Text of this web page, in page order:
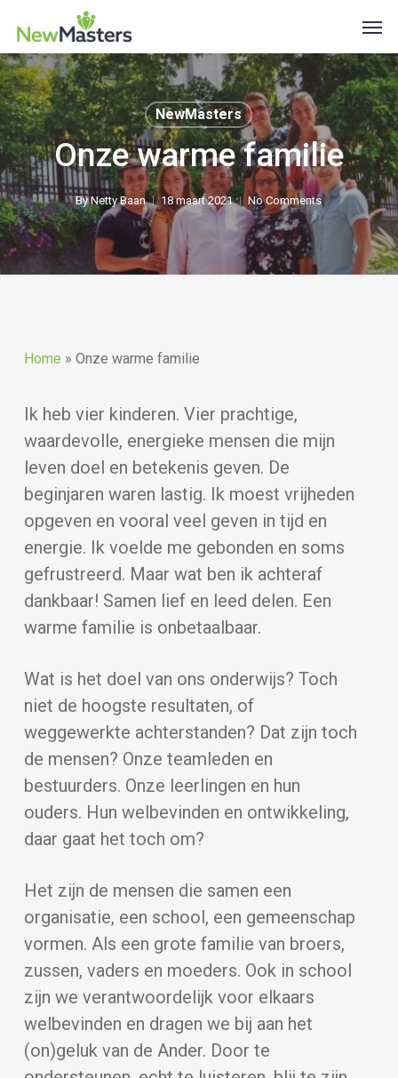
main
content
NewMasters
Onze warme familie
By Netty Baan 18 maart 2021 No Comments
Home » Onze warme familie
Ik heb vier kinderen. Vier prachtige,
waardevolle, energieke mensen die mijn
leven doel en betekenis geven. De
beginjaren waren lastig. Ik moest vrijheden
opgeven en vooral veel geven in tijd en
energie. Ik voelde me gebonden en soms
gefrustreerd. Maar wat ben ik achteraf
dankbaar! Samen lief en leed delen. Een
warme familie is onbetaalbaar.
Wat is het doel van ons onderwijs? Toch
niet de hoogste resultaten, of
weggewerkte achterstanden? Dat zijn toch
de mensen? Onze teamleden en
bestuurders. Onze leerlingen en hun
ouders. Hun welbevinden en ontwikkeling,
daar gaat het toch om?
Het zijn de mensen die samen een
organisatie, een school, een gemeenschap
vormen. Als een grote familie van broers,
zussen, vaders en moeders. Ook in school
zijn we verantwoordelijk voor elkaars
welbevinden en dragen we bij aan het
(on)geluk van de Ander. Door te